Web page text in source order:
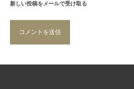
新しい投稿をメールで受け取る